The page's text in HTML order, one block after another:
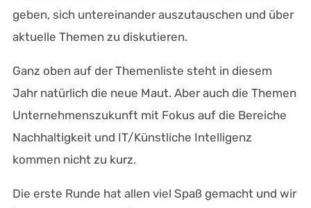
geben, sich untereinander auszutauschen und über
aktuelle Themen zu diskutieren.
Ganz oben auf der Themenliste steht in diesem
Jahr natürlich die neue Maut. Aber auch die Themen
Unternehmenszukunft mit Fokus auf die Bereiche
Nachhaltigkeit und IT/Künstliche Intelligenz
kommen nicht zu kurz.
Die erste Runde hat allen viel Spaß gemacht und wir